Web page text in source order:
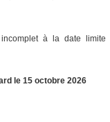
à la date limite
le 15 octobre 2026